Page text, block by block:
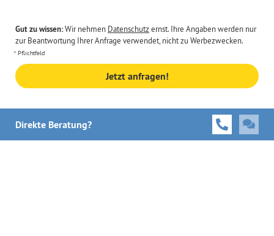
Gut zu wissen:Wir nehmen Datenschutzernst. Ihre Angaben werden nur
zur Beantwortung Ihrer Anfrage verwendet, nicht zu Werbezwecken.
Pflichtfeld
Jetzt anfragen!
Direkte Beratung?